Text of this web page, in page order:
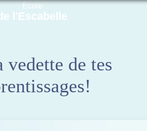
École
l'Escabelle
vedette de tes